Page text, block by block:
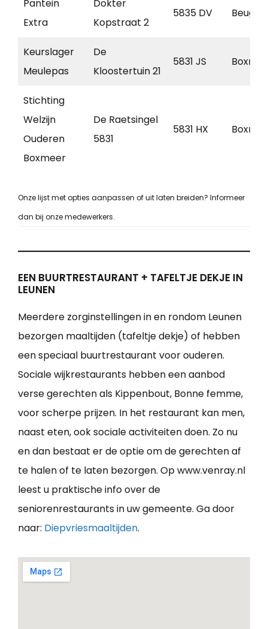
Pantein
Extra
Dokter
Kopstraat 2
5835 DV Beugen
Keurslager
Meulepas
De
Kloostertuin 21
5831 JS
Stichting
Welzijn
Ouderen
Boxmeer
De Raetsingel
5831
5831 HX
Onze lijst met opties aanpassen of uit laten breiden? Informeer
dan bij onze medewerkers.
EEN BUURTRESTAURANT + TAFELTJE DEKJE IN
LEUNEN
Meerdere zorginstellingen in en rondom Leunen
bezorgen maaltijden (tafeltje dekje) of hebben
een speciaal buurtrestaurant voor ouderen.
Sociale wijkrestaurants hebben een aanbod
verse gerechten als Kippenbout, Bonne femme,
voor scherpe prijzen. In het restaurant kan men,
naast eten, ook sociale activiteiten doen. Zo nu
en dan bestaat er de optie om de gerechten af
te halen of te laten bezorgen. Op www.venray.nl
leest u praktische info over de
seniorenrestaurants in uw gemeente. Ga door
naar: Diepvriesmaaltijden.